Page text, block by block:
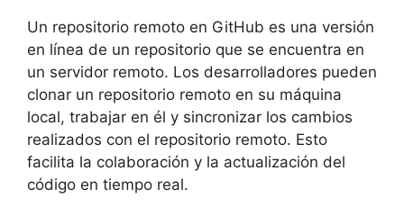
Un repositorio remoto en GitHub es una versión
en línea de un repositorio que se encuentra en
un servidor remoto. Los desarrolladores pueden
clonar un repositorio remoto en su máquina
local, trabajar en él y sincronizar los cambios
realizados con el repositorio remoto. Esto
facilita la colaboración y la actualización del
código en tiempo real.